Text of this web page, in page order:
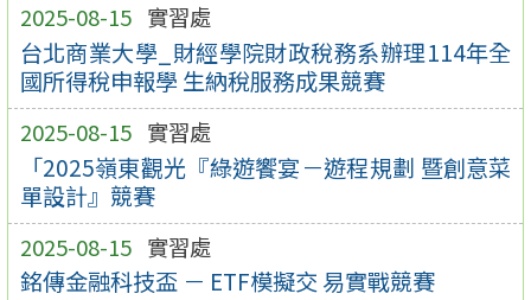
2025-08-15 實習處
台北商業大學_財經學院財政稅務系辦理114年全
國所得稅申報學 生納稅服務成果競賽
2025-08-15 實習處
「2025嶺東觀光『綠遊饗宴－遊程規劃 暨創意菜
單設計』競賽
2025-08-15 實習處
銘傳金融科技盃 － ETF模擬交 易實戰競賽